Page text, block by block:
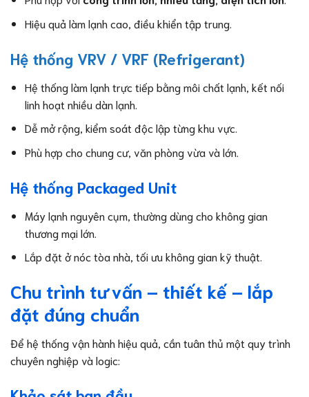
Hiệu quả làm lạnh cao, điều khiển tập trung.
Hệ thống VRV / VRF (Refrigerant)
Hệ thống làm lạnh trực tiếp bằng môi chất lạnh, kết nối
linh hoạt nhiều dàn lạnh.
Dễ mở rộng, kiểm soát độc lập từng khu vực.
Phù hợp cho chung cư, văn phòng vừa và lớn.
Hệ thống Packaged Unit
Máy lạnh nguyên cụm, thường dùng cho không gian
thương mại lớn.
Lắp đặt ở nóc tòa nhà, tối ưu không gian kỹ thuật.
Chu trình tư vấn – thiết kế – lắp
đặt đúng chuẩn
Để hệ thống vận hành hiệu quả, cần tuân thủ một quy trình
chuyên nghiệp và logic: